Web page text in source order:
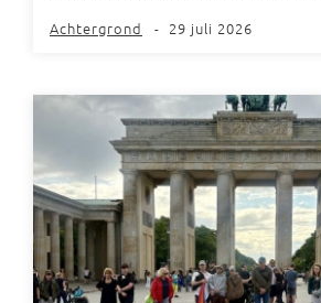
Achtergrond - 29 juli 2026